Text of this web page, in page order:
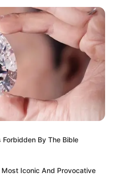
By The Bible
Iconic And Provocative